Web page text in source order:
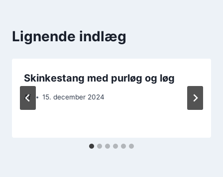
Lignende indlæg
Skinkestang med purløg og løg
Af 15. december 2024